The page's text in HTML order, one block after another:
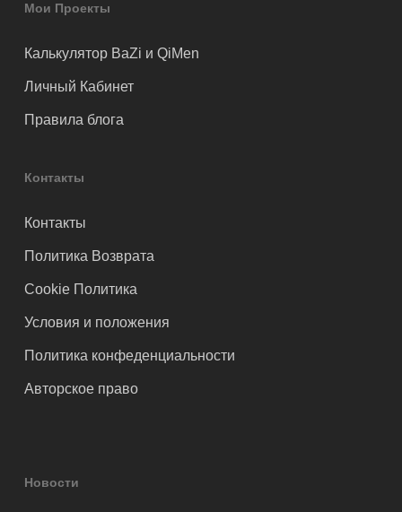
Мои Проекты
Калькулятор BaZi и QiMen
Личный Кабинет
Правила блога
Контакты
Контакты
Политика Возврата
Cookie Политика
Условия и положения
Политика конфеденциальности
Авторское право
Новости